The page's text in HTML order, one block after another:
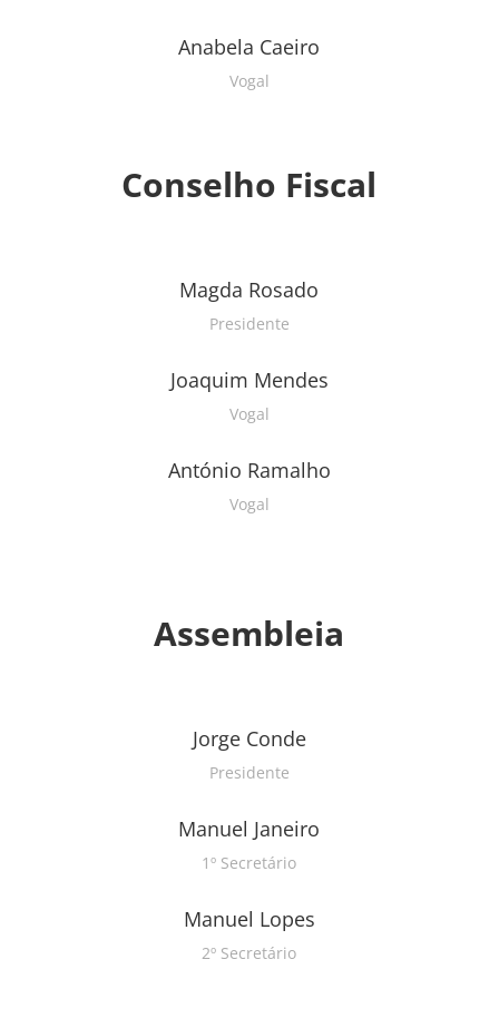
Anabela Caeiro
Vogal
Conselho Fiscal
Magda Rosado
Presidente
Joaquim Mendes
Vogal
António Ramalho
Vogal
Assembleia
Jorge Conde
Presidente
Manuel Janeiro
1º Secretário
Manuel Lopes
2º Secretário